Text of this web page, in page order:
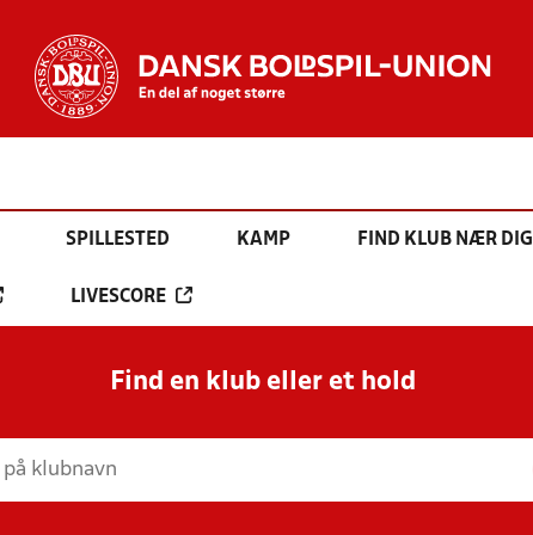
SPILLESTED KAMP FIND KLUB NÆR DIG
LIVESCORE
Find en klub eller et hold